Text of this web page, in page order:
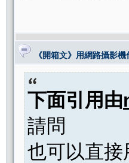
《開箱文》用網路攝影
下面引用由
請問
也可以直